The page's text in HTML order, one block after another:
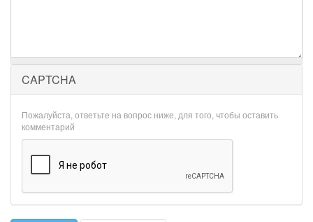
CAPTCHA
Пожалуйста, ответьте на вопрос ниже, для того, чтобы оставить
комментарий